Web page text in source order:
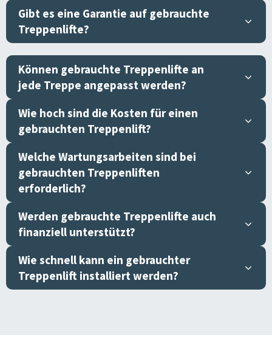
Gibt es eine Garantie auf gebrauchte
Treppenlifte?
Können gebrauchte Treppenlifte an
jede Treppe angepasst werden?
Wie hoch sind die Kosten für einen
gebrauchten Treppenlift?
Welche Wartungsarbeiten sind bei
gebrauchten Treppenliften
erforderlich?
Werden gebrauchte Treppenlifte auch
finanziell unterstützt?
Wie schnell kann ein gebrauchter
Treppenlift installiert werden?